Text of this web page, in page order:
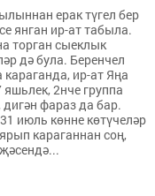
ерак түгел бер
янган ир-ат табыла.
торган сыеклык
дә була. Беренчел
ир-ат Яңа
2нче группа
фараз да бар.
июль көнне көтүчеләр
караганнан соң,